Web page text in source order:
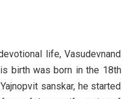
life, Vasudevnand
birth was born in the 18th
sanskar, he started